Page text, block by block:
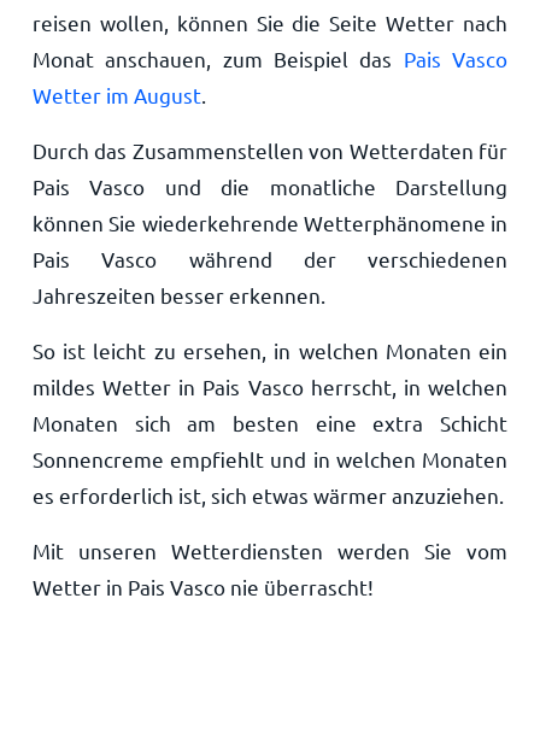
reisen wollen, können Sie die Seite Wetter nach
Monat anschauen, zum Beispiel das Pais Vasco
Wetter im August.
Durch das Zusammenstellen von Wetterdaten für
Pais Vasco und die monatliche Darstellung
können Sie wiederkehrende Wetterphänomene in
Pais Vasco während der verschiedenen
Jahreszeiten besser erkennen.
So ist leicht zu ersehen, in welchen Monaten ein
mildes Wetter in Pais Vasco herrscht, in welchen
Monaten sich am besten eine extra Schicht
Sonnencreme empfiehlt und in welchen Monaten
es erforderlich ist, sich etwas wärmer anzuziehen.
Mit unseren Wetterdiensten werden Sie vom
Wetter in Pais Vasco nie überrascht!